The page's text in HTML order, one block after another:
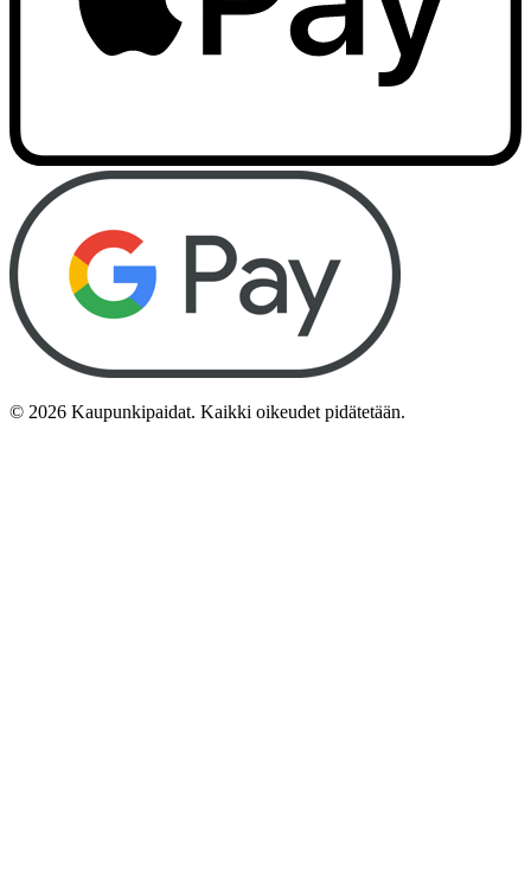
© 2026 Kaupunkipaidat. Kaikki oikeudet pidätetään.